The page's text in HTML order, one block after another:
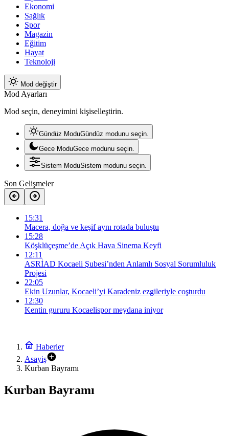
Ekonomi
Sağlık
Spor
Magazin
Eğitim
Hayat
Teknoloji
Mod değiştir
Mod Ayarları
Mod seçin, deneyimini kişiselleştirin.
Gündüz ModuGündüz modunu seçin.
Gece ModuGece modunu seçin.
Sistem ModuSistem modunu seçin.
Son Gelişmeler
15:31
Macera, doğa ve keşif aynı rotada buluştu
15:28
Köşklüçeşme’de Açık Hava Sinema Keyfi
12:11
ASRİAD Kocaeli Şubesi’nden Anlamlı Sosyal Sorumluluk
Projesi
22:05
Ekin Uzunlar, Kocaeli’yi Karadeniz ezgileriyle coşturdu
12:30
Kentin gururu Kocaelispor meydana iniyor
Haberler
Asayiş
Kurban Bayramı
Kurban Bayramı